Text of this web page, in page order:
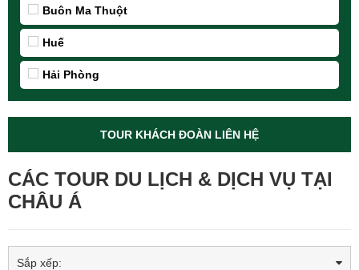
Buôn Ma Thuột
Huế
Hải Phòng
TOUR KHÁCH ĐOÀN LIÊN HỆ
CÁC TOUR DU LỊCH & DỊCH VỤ TẠI
CHÂU Á
Sắp xếp: